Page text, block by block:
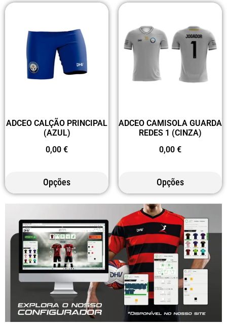
ADCEO CALÇÃO PRINCIPAL
(AZUL)
0,00 €
Opções
ADCEO CAMISOLA GUARDA
REDES 1 (CINZA)
0,00 €
Opções